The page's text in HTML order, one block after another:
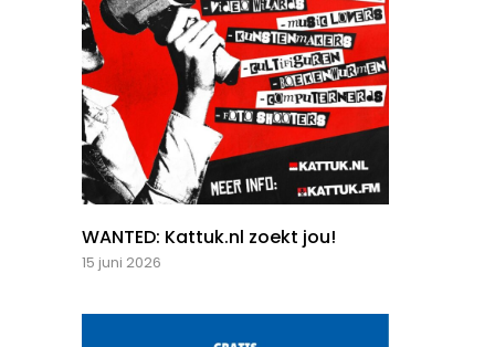
WANTED: Kattuk.nl zoekt jou!
15 juni 2026